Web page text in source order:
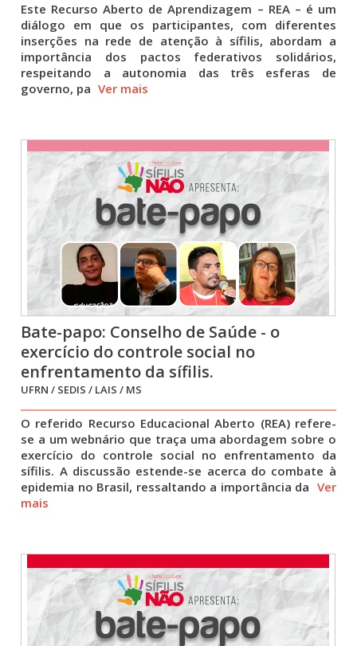
Este Recurso Aberto de Aprendizagem – REA – é um
diálogo em que os participantes, com diferentes
inserções na rede de atenção à sífilis, abordam a
importância dos pactos federativos solidários,
respeitando a autonomia das três esferas de
governo, pa Ver mais
Bate-papo: Conselho de Saúde - o
exercício do controle social no
enfrentamento da sífilis.
UFRN / SEDIS / LAIS / MS
O referido Recurso Educacional Aberto (REA) refere-
se a um webnário que traça uma abordagem sobre o
exercício do controle social no enfrentamento da
sífilis. A discussão estende-se acerca do combate à
epidemia no Brasil, ressaltando a importância da Ver
mais